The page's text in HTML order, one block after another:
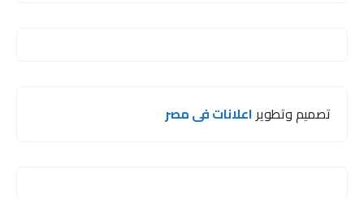
تصميم وتطويراعلانات فى مصر